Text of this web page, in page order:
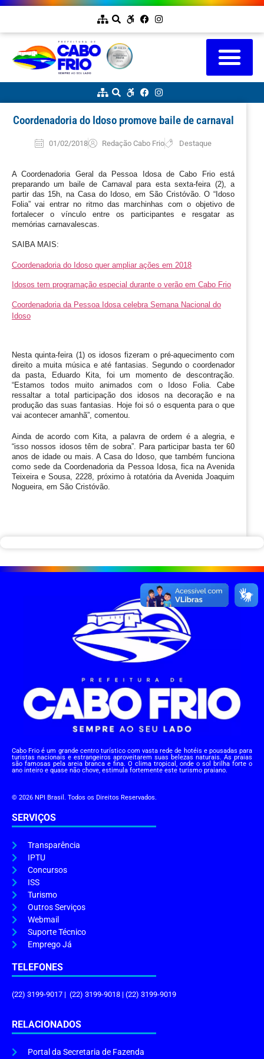
Coordenadoria do Idoso promove baile de carnaval
01/02/2018 Redação Cabo Frio Destaque
A Coordenadoria Geral da Pessoa Idosa de Cabo Frio está
preparando um baile de Carnaval para esta sexta-feira (2), a
partir das 15h, na Casa do Idoso, em São Cristóvão. O “Idoso
Folia” vai entrar no ritmo das marchinhas com o objetivo de
fortalecer o vínculo entre os participantes e resgatar as
memórias carnavalescas.
SAIBA MAIS:
Coordenadoria do Idoso quer ampliar ações em 2018
Idosos tem programação especial durante o verão em Cabo Frio
Coordenadoria da Pessoa Idosa celebra Semana Nacional do
Idoso
Nesta quinta-feira (1) os idosos fizeram o pré-aquecimento com
direito a muita música e até fantasias. Segundo o coordenador
da pasta, Eduardo Kita, foi um momento de descontração.
“Estamos todos muito animados com o Idoso Folia. Cabe
ressaltar a total participação dos idosos na decoração e na
produção das suas fantasias. Hoje foi só o esquenta para o que
vai acontecer amanhã”, comentou.
Ainda de acordo com Kita, a palavra de ordem é a alegria, e
“isso nossos idosos têm de sobra”. Para participar basta ter 60
anos de idade ou mais. A Casa do Idoso, que também funciona
como sede da Coordenadoria da Pessoa Idosa, fica na Avenida
Teixeira e Sousa, 2228, próximo à rotatória da Avenida Joaquim
Nogueira, em São Cristóvão.
Cabo Frio é um grande centro turístico com vasta rede de hotéis e pousadas para
turistas nacionais e estrangeiros aproveitarem suas belezas naturais. As praias
são famosas pela areia branca e fina. O clima tropical, onde o sol brilha forte o
ano inteiro e quase não chove, estimula fortemente este turismo praiano.
© 2026 NPI Brasil. Todos os Direitos Reservados.
SERVIÇOS
Transparência
IPTU
Concursos
ISS
Turismo
Outros Serviços
Webmail
Suporte Técnico
Emprego Já
TELEFONES
(22) 3199-9017 | (22) 3199-9018 | (22) 3199-9019
RELACIONADOS
Portal da Secretaria de Fazenda